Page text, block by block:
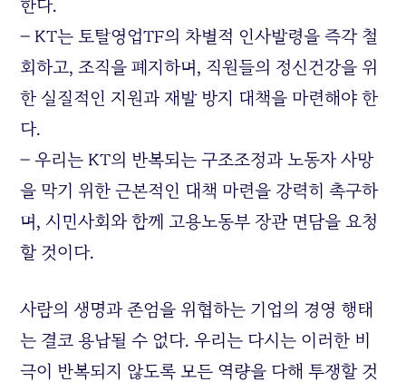
한다.
– KT는 토탈영업TF의 차별적 인사발령을 즉각 철
회하고, 조직을 폐지하며, 직원들의 정신건강을 위
한 실질적인 지원과 재발 방지 대책을 마련해야 한
다.
– 우리는 KT의 반복되는 구조조정과 노동자 사망
을 막기 위한 근본적인 대책 마련을 강력히 촉구하
며, 시민사회와 함께 고용노동부 장관 면담을 요청
할 것이다.
사람의 생명과 존엄을 위협하는 기업의 경영 행태
는 결코 용납될 수 없다. 우리는 다시는 이러한 비
극이 반복되지 않도록 모든 역량을 다해 투쟁할 것